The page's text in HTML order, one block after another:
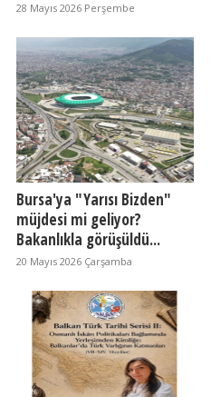
28 Mayıs 2026 Perşembe
Bursa'ya "Yarısı Bizden"
müjdesi mi geliyor?
Bakanlıkla görüşüldü...
20 Mayıs 2026 Çarşamba